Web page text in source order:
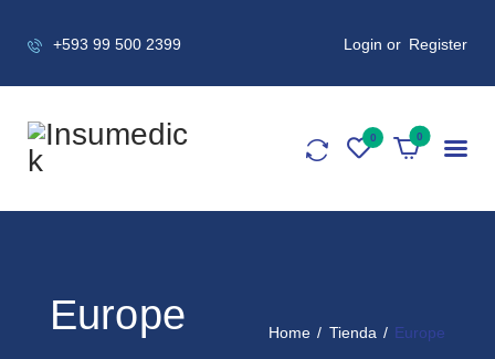
+593 99 500 2399 Login or Register
0
Europe Home Tienda Europe